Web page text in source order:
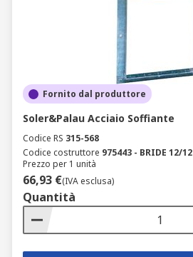
Fornito dal produttore
Soler&Palau Acciaio Soffiante
Codice RS 315-568
Codice costruttore 975443 - BRIDE 12/12
Prezzo per 1 unità
66,93 €(IVA esclusa)
Quantità